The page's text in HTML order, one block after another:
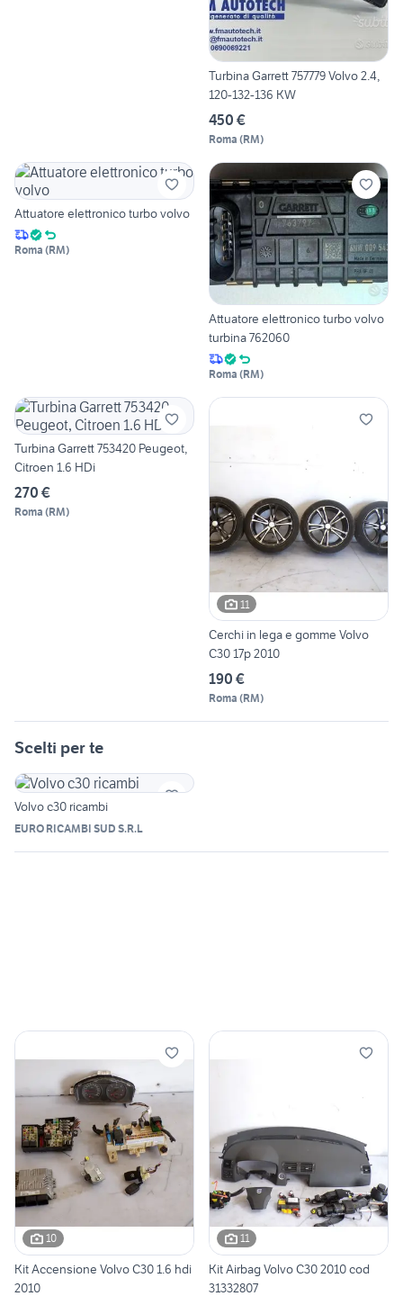
Turbina Garrett 757779 Volvo 2.4,
120-132-136 KW
450 €
Roma (RM)
Attuatore elettronico turbo volvo
Roma (RM)
Attuatore elettronico turbo volvo
turbina 762060
Roma (RM)
Turbina Garrett 753420 Peugeot,
Citroen 1.6 HDi
270 €
Roma (RM)
11
Cerchi in lega e gomme Volvo
C30 17p 2010
190 €
Roma (RM)
Scelti per te
Volvo c30 ricambi
EURO RICAMBI SUD S.R.L
10
Kit Accensione Volvo C30 1.6 hdi
2010
11
Kit Airbag Volvo C30 2010 cod
31332807